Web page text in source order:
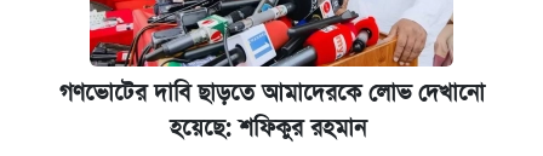
গণভোটের দাবি ছাড়তে আমাদেরকে লোভ দেখানো
হয়েছে: শফিকুর রহমান